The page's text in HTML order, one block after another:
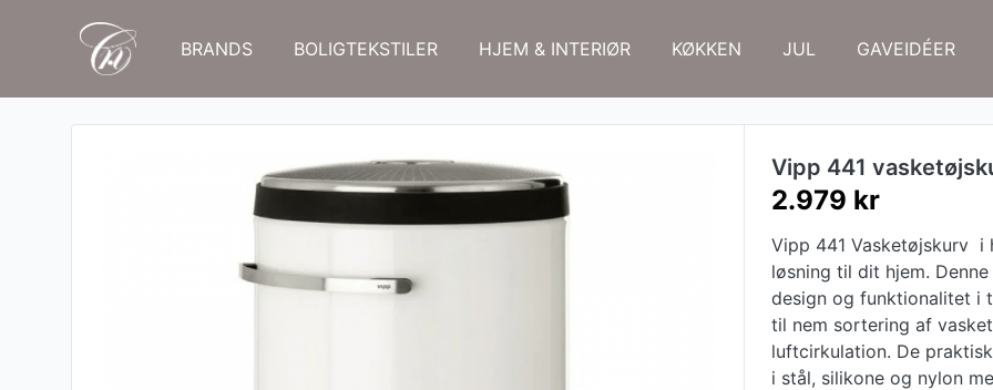
BRANDS BOLIGTEKSTILER HJEM & INTERIØR KØKKEN JUL GAVEIDÉER
Vipp 441
2.979 kr
Vipp 441 Vasketøjskurv i
løsning til dit hjem.
design og funktionalitet i
til nem sortering af
luftcirkulation. De
i stål, silikone og nylon